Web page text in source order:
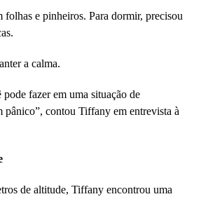
folhas e pinheiros. Para dormir, precisou
a calma.
fazer em uma situação de
pânico”, contou Tiffany em entrevista à
de altitude, Tiffany encontrou uma